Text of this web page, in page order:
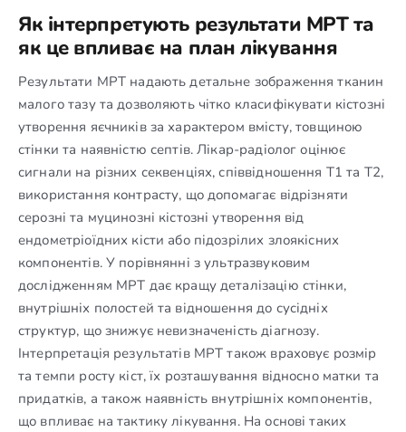
Як інтерпретують результати МРТ та
як це впливає на план лікування
Результати МРТ надають детальне зображення тканин
малого тазу та дозволяють чітко класифікувати кістозні
утворення яєчників за характером вмісту, товщиною
стінки та наявністю септів. Лікар-радіолог оцінює
сигнали на різних секвенціях, співвідношення T1 та T2,
використання контрасту, що допомагає відрізняти
серозні та муцинозні кістозні утворення від
ендометріоїдних кісти або підозрілих злоякісних
компонентів. У порівнянні з ультразвуковим
дослідженням МРТ дає кращу деталізацію стінки,
внутрішніх полостей та відношення до сусідніх
структур, що знижує невизначеність діагнозу.
Інтерпретація результатів МРТ також враховує розмір
та темпи росту кіст, їх розташування відносно матки та
придатків, а також наявність внутрішніх компонентів,
що впливає на тактику лікування. На основі таких